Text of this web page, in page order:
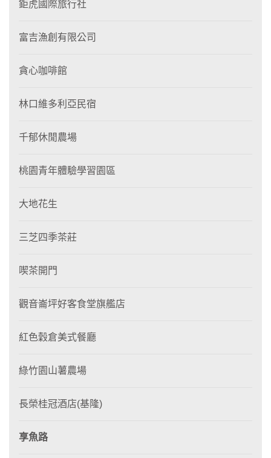
鉅虎國際旅行社
富吉漁創有限公司
貪心咖啡館
林口維多利亞民宿
千郁休閒農場
桃園青年體驗學習園區
大地花生
三芝四季茶莊
喫茶開門
觀音崙坪好客食堂旗艦店
紅色穀倉美式餐廳
綠竹園山薯農場
長榮桂冠酒店(基隆)
享魚路